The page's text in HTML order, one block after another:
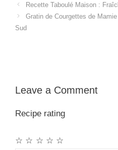
Recette Taboulé Maison :
Gratin de Courgettes de
Sud
Leave a Comment
Recipe rating
☆
☆
☆
☆
☆